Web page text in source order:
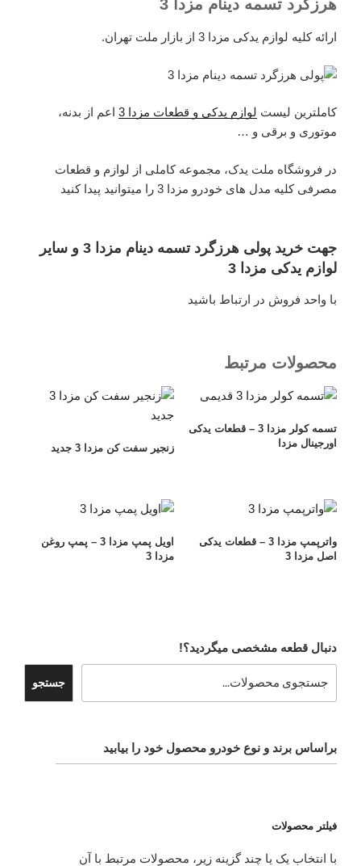
هرزگرد تسمه دینام مزدا 3
ارائه کلیه لوازم یدکی مزدا 3 از بازار ملت تهران.
کاملترین لیست لوازم یدکی و قطعات مزدا 3
اعم از بدنه،
موتوری و برقی و …
در فروشگاه ملت یدک، مجموعه کاملی از لوازم و قطعات
مصرفی کلیه مدل های خودرو مزدا 3 را میتوانید پیدا کنید
جهت خرید پولی هرزگرد تسمه دینام مزدا 3 و سایر
لوازم یدکی مزدا 3
با واحد فروش در ارتباط باشید
محصولات مرتبط
تسمه کولر مزدا 3 – قطعات یدکی
اورجینال مزدا
زنجیر سفت کن مزدا 3 جدید
واترپمپ مزدا 3 – قطعات یدکی
اصل مزدا 3
اویل پمپ مزدا 3 – پمپ روغن
مزدا 3
دنبال قطعه مشخصی میگردید؟!
جستجو
براساس برند و نوع خودرو محصول خود را بیابید
فیلتر محصولات
با انتخاب یک یا چند گزینه زیر، محصولات مرتبط با آن